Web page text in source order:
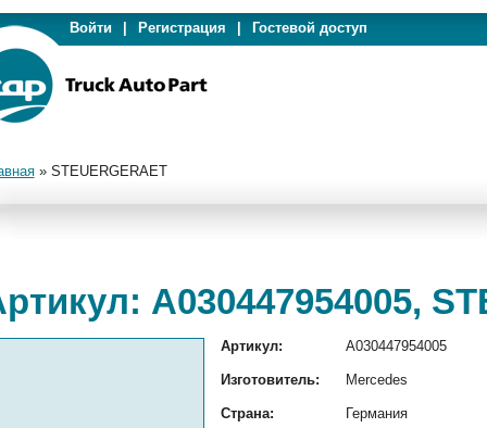
Войти Регистрация Гостевой доступ
» STEUERGERAET
A030447954005,
Артикул: A030447954005
Изготовитель: Mercedes
Страна: Германия